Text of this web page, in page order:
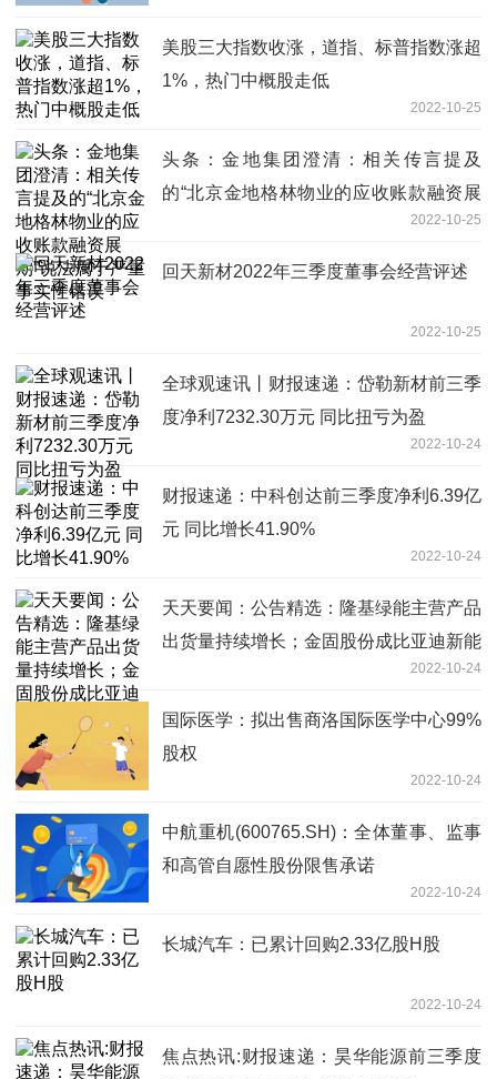
美股三大指数收涨，道指、标普指数涨超
1%，热门中概股走低
2022-10-25
头条：金地集团澄清：相关传言提及
的“北京金地格林物业的应收账款融资展
2022-10-25
回天新材2022年三季度董事会经营评述
2022-10-25
全球观速讯丨财报速递：岱勒新材前三季
度净利7232.30万元 同比扭亏为盈
2022-10-24
财报速递：中科创达前三季度净利6.39亿
元 同比增长41.90%
2022-10-24
天天要闻：公告精选：隆基绿能主营产品
出货量持续增长；金固股份成比亚迪新能
2022-10-24
国际医学：拟出售商洛国际医学中心99%
股权
2022-10-24
中航重机(600765.SH)：全体董事、监事
和高管自愿性股份限售承诺
2022-10-24
长城汽车：已累计回购2.33亿股H股
2022-10-24
焦点热讯:财报速递：昊华能源前三季度